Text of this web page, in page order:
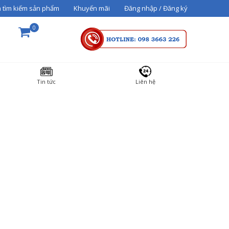
kiếm sản phẩm Khuyến mãi Đăng nhập / Đăng ký
0
Tin tức Liên hệ
THÀNH TIỀN